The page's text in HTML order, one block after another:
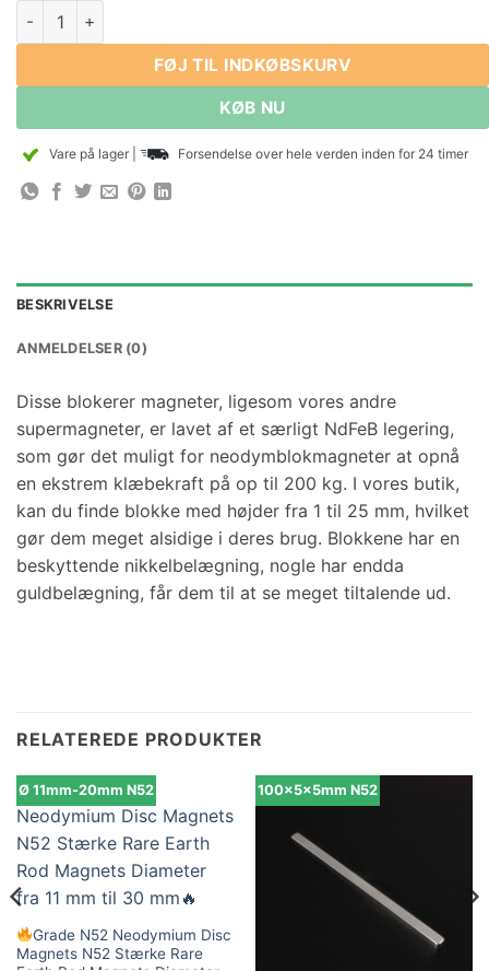
Neodymium Rare Earth Bar Magnet N52 Super Strong
FØJ TIL INDKØBSKURV
KØB NU
Vare på lager Forsendelse over hele verden inden for 24 timer
BESKRIVELSE
ANMELDELSER (0)
Disse blokerer magneter, ligesom vores andre
supermagneter, er lavet af et særligt NdFeB legering,
som gør det muligt for neodymblokmagneter at opnå
en ekstrem klæbekraft på op til 200 kg. I vores butik,
kan du finde blokke med højder fra 1 til 25 mm, hvilket
gør dem meget alsidige i deres brug. Blokkene har en
beskyttende nikkelbelægning, nogle har endda
guldbelægning, får dem til at se meget tiltalende ud.
RELATEREDE PRODUKTER
Ø 11mm-20mm N52
Grade N52 Neodymium Disc
Magnets N52 Stærke Rare
100x5x5mm N52